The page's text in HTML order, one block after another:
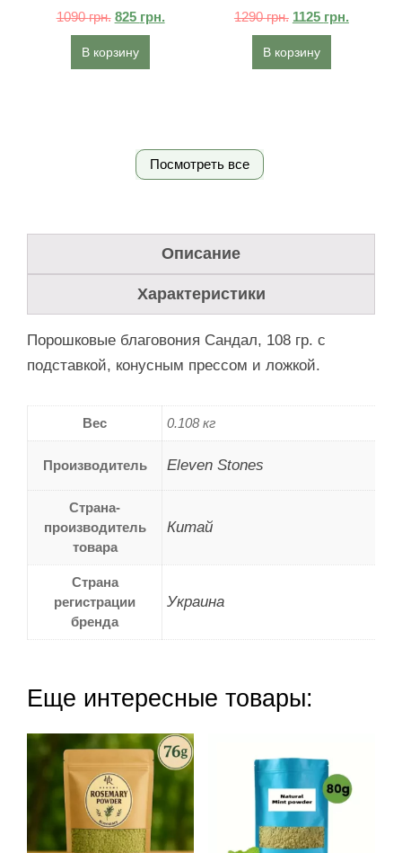
1090грн. 825 грн.
В корзину
1290грн. 1125 грн.
В корзину
Посмотреть все
Описание
Характеристики
Порошковые благовония Сандал, 108 гр. с
подставкой, конусным прессом и ложкой.
Вес 0.108 кг
Производитель Eleven Stones
Страна-
производитель
товара
Китай
Страна
регистрации
бренда
Украина
Еще интересные товары: